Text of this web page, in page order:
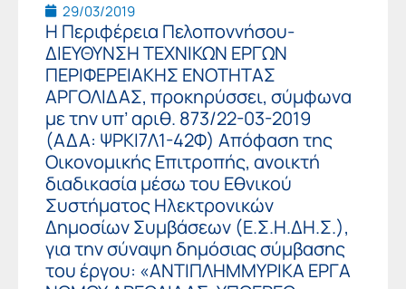
29/03/2019
Η Περιφέρεια Πελοποννήσου-
ΔΙΕΥΘΥΝΣΗ ΤΕΧΝΙΚΩΝ ΕΡΓΩΝ
ΠΕΡΙΦΕΡΕΙΑΚΗΣ ΕΝΟΤΗΤΑΣ
ΑΡΓΟΛΙΔΑΣ, προκηρύσσει, σύμφωνα
με την υπ’ αριθ. 873/22-03-2019
(ΑΔΑ: ΨΡΚΙ7Λ1-42Φ) Απόφαση της
Οικονομικής Επιτροπής, ανοικτή
διαδικασία μέσω του Εθνικού
Συστήματος Ηλεκτρονικών
Δημοσίων Συμβάσεων (Ε.Σ.Η.ΔΗ.Σ.),
για την σύναψη δημόσιας σύμβασης
του έργου: «ΑΝΤΙΠΛΗΜΜΥΡΙΚΑ ΕΡΓΑ